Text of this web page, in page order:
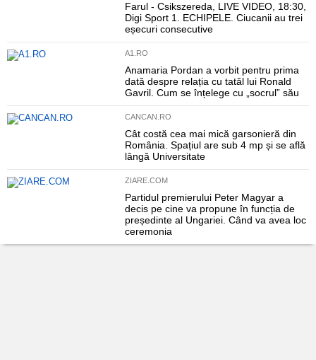
Farul - Csikszereda, LIVE VIDEO, 18:30,
Digi Sport 1. ECHIPELE. Ciucanii au trei
eșecuri consecutive
A1.RO
Anamaria Pordan a vorbit pentru prima
dată despre relația cu tatăl lui Ronald
Gavril. Cum se înțelege cu „socrul” său
CANCAN.RO
Cât costă cea mai mică garsonieră din
România. Spațiul are sub 4 mp și se află
lângă Universitate
ZIARE.COM
Partidul premierului Peter Magyar a
decis pe cine va propune în funcția de
președinte al Ungariei. Când va avea loc
ceremonia